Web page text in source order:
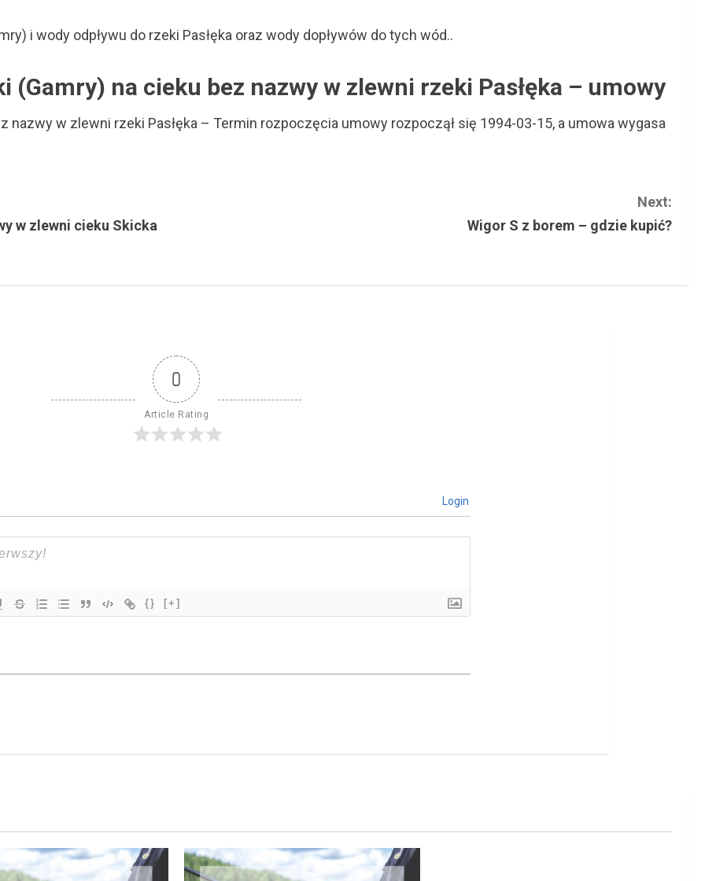
i wody odpływu do rzeki Pasłęka oraz wody dopływów do tych wód..
(Gamry) na cieku bez nazwy w zlewni rzeki Pasłęka – umowy
nazwy w zlewni rzeki Pasłęka – Termin rozpoczęcia umowy rozpoczął się 1994-03-15, a umowa wygasa
w zlewni cieku Skicka
Next:
Wigor S z borem – gdzie kupić?
0
Article Rating
Login
{} [+]